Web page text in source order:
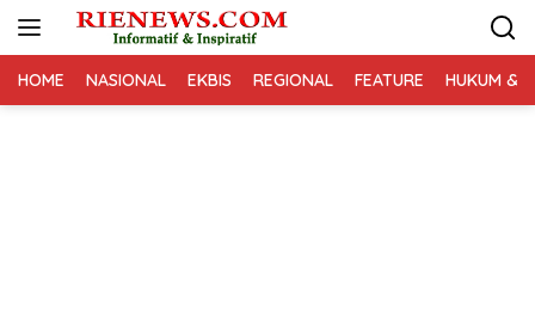
HOME NASIONAL EKBIS REGIONAL FEATURE HUKUM &